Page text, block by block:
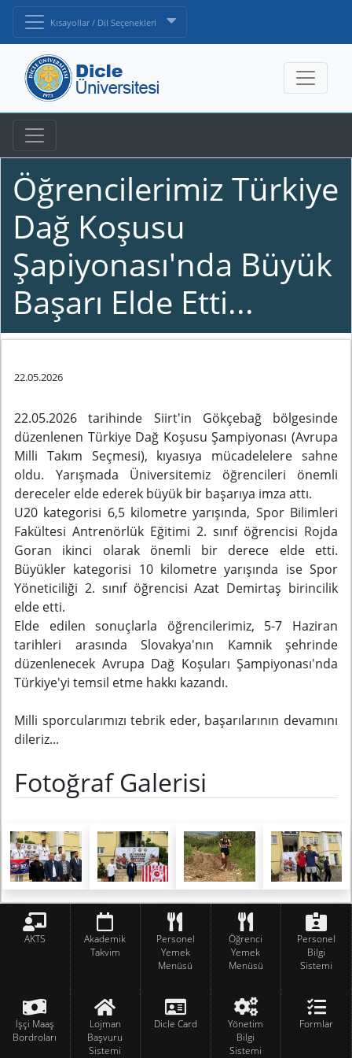
Kısayollar / Dil Seçenekleri
Öğrencilerimiz Türkiye
Dağ Koşusu
Şapiyonası'nda Büyük
Başarı Elde Etti...
22.05.2026
22.05.2026 tarihinde Siirt'in Gökçebağ bölgesinde
düzenlenen Türkiye Dağ Koşusu Şampiyonası (Avrupa
Milli Takım Seçmesi), kıyasıya mücadelelere sahne
oldu. Yarışmada Üniversitemiz öğrencileri önemli
dereceler elde ederek büyük bir başarıya imza attı.
U20 kategorisi 6,5 kilometre yarışında, Spor Bilimleri
Fakültesi Antrenörlük Eğitimi 2. sınıf öğrencisi Rojda
Goran ikinci olarak önemli bir derece elde etti.
Büyükler kategorisi 10 kilometre yarışında ise Spor
Yöneticiliği 2. sınıf öğrencisi Azat Demirtaş birincilik
elde etti.
Elde edilen sonuçlarla öğrencilerimiz, 5-7 Haziran
tarihleri arasında Slovakya'nın Kamnik şehrinde
düzenlenecek Avrupa Dağ Koşuları Şampiyonası'nda
Türkiye'yi temsil etme hakkı kazandı.
Milli sporcularımızı tebrik eder, başarılarının devamını
dileriz...
Fotoğraf Galerisi
AKTS
Akademik
Takvim
Personel
Yemek
Menüsü
Öğrenci
Yemek
Menüsü
Personel
Bilgi
Sistemi
İşçi Maaş
Bordroları
Lojman
Başvuru
Sistemi
Dicle Card
Yönetim
Bilgi
Sistemi
Formlar